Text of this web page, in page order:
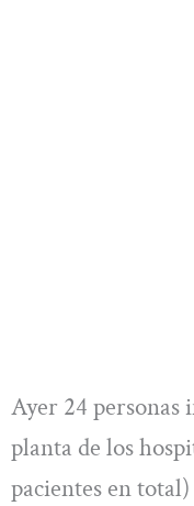
Ayer 24 personas
planta de los
pacientes en